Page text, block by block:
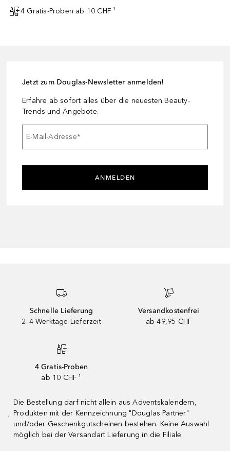
4 Gratis-Proben ab 10 CHF ¹
Jetzt zum Douglas-Newsletter anmelden!
Erfahre ab sofort alles über die neuesten Beauty-
Trends und Angebote.
E-Mail-Adresse*
ANMELDEN
Schnelle Lieferung
2–4 Werktage Lieferzeit
Versandkostenfrei
ab 49,95 CHF
4 Gratis-Proben
ab 10 CHF ¹
¹
Die Bestellung darf nicht allein aus Adventskalendern,
Produkten mit der Kennzeichnung "Douglas Partner"
und/oder Geschenkgutscheinen bestehen. Keine Auswahl
möglich bei der Versandart Lieferung in die Filiale.